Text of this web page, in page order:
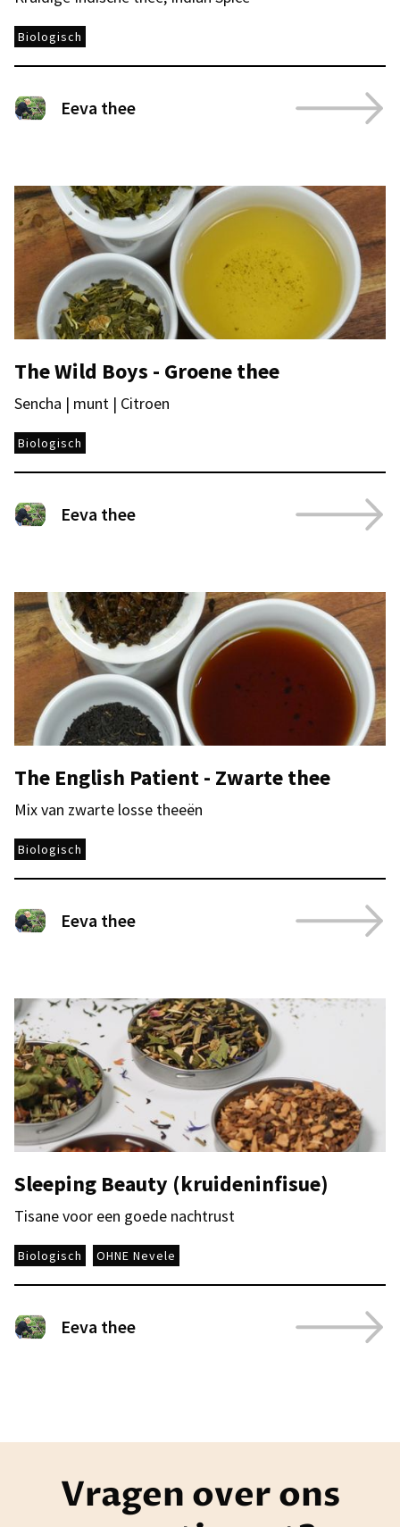
Biologisch
Eeva thee
The Wild Boys - Groene thee
Sencha | munt | Citroen
Biologisch
Eeva thee
The English Patient - Zwarte thee
Mix van zwarte losse theeën
Biologisch
Eeva thee
Sleeping Beauty (kruideninfisue)
Tisane voor een goede nachtrust
Biologisch OHNE Nevele
Eeva thee
Vragen over ons